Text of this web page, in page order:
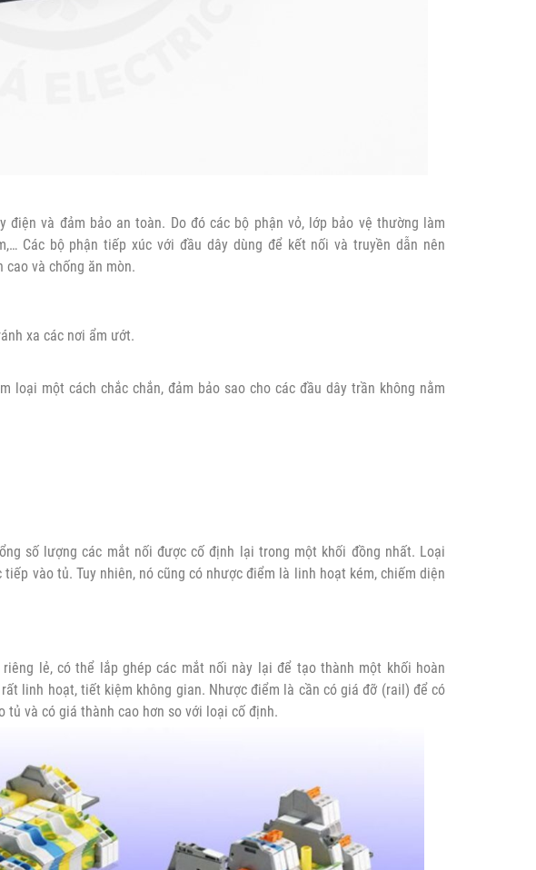
và đảm bảo an toàn. Do đó các bộ phận vỏ, lớp bảo vệ thường làm
Các bộ phận tiếp xúc với đầu dây dùng để kết nối và truyền dẫn nên
và chống ăn mòn.
xa các nơi ẩm ướt.
loại một cách chắc chắn, đảm bảo sao cho các đầu dây trần không nằm
số lượng các mắt nối được cố định lại trong một khối đồng nhất. Loại
vào tủ. Tuy nhiên, nó cũng có nhược điểm là linh hoạt kém, chiếm diện
lẻ, có thể lắp ghép các mắt nối này lại để tạo thành một khối hoàn
linh hoạt, tiết kiệm không gian. Nhược điểm là cần có giá đỡ (rail) để có
tủ và có giá thành cao hơn so với loại cố định.